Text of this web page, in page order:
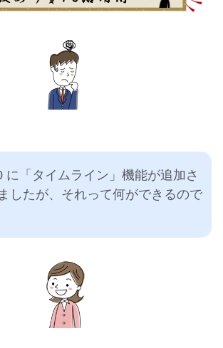
に「タイムライン」機能が追加さ
したが、それって何ができるので